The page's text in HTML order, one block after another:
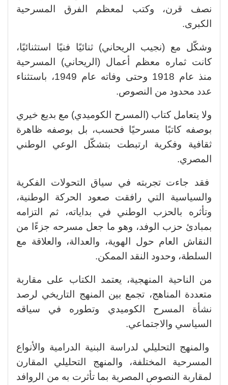
نصف قرن، وكتب لمعظم الفرق المسرحية
الكبرى.
وشكّل مع (نجيب الريحاني) ثنائيًا فنيًا استثنائيًا،
كانت ثماره معظم أعمال (الريحاني) المسرحية
منذ عام 1918 وحتى وفاته عام 1949، باستثناء
عدد محدود من النصوص.
ولا يتعامل كتاب (المسرح الكوميدي) مع بديع خيري
بوصفه كاتبًا مسرحيًا فحسب، بل بوصفه ظاهرة
ثقافية وفكرية ارتبطت بتشكّل الوعي الوطني
المصري.
فقد جاءت تجربته في سياق التحولات الفكرية
والسياسية التي رافقت صعود الحركة الوطنية،
وتأثره بالحزب الوطني في بداياته، ثم التزامه
بمبادئ حزب الوفد، وهو ما جعل مسرحه جزءًا من
النقاش العام حول الهوية، والعدالة، والعلاقة مع
السلطة، وحدود النقد الممكن.
من الناحية المنهجية، يعتمد الكتاب على مقاربة
متعددة المناهج، تجمع بين المنهج التاريخي لرصد
نشأة المسرح الكوميدي وتطوره في سياقه
السياسي والاجتماعي.
والمنهج التحليلي لدراسة البنية الدرامية والأنواع
المسرحية المختلفة، والمنهج التحليلي المقارن
لمقاربة النصوص المصرية بما تأثرت به من الروافد